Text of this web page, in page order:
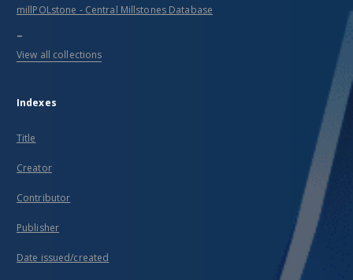
millPOLstone - Central Millstones Database
...
View all collections
Indexes
Title
Creator
Contributor
Publisher
Date issued/created